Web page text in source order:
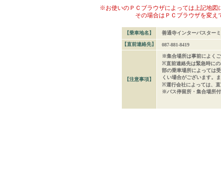
※お使いのＰＣブラウザによっては上記地図
その場合はＰＣブラウザを変
【乗車地名】 善通寺インターバスター
【直前連絡先】 087-881-8419
【注意事項】
※集合場所は事前によく
※直前連絡先は緊急時に
部の乗車場所によっては
くい場合がございます。
※運行会社によっては、
※バス停留所・集合場所